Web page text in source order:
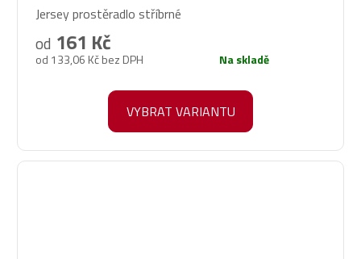
hodnocení
produktu
je
Jersey prostěradlo stříbrné
od 133,06 Kč bez DPH
od 161 Kč
Na skladě
VYBRAT VARIANTU